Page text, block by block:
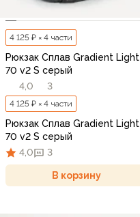
4 125 ₽ × 4 части
Рюкзак Сплав Gradient Light
70 v2 S серый
4,0
3
4 125 ₽ × 4 части
Рюкзак Сплав Gradient Light
70 v2 S серый
4,0
3
В корзину